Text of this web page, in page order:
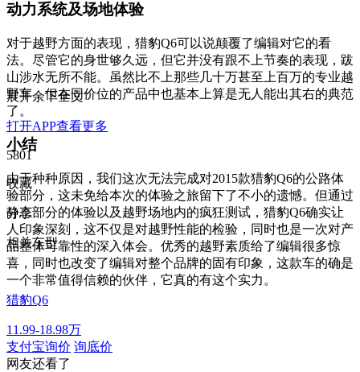
动力系统及场地体验
对于越野方面的表现，猎豹Q6可以说颠覆了编辑对它的看
法。尽管它的身世够久远，但它并没有跟不上节奏的表现，跋
山涉水无所不能。虽然比不上那些几十万甚至上百万的专业越
野车，但在同价位的产品中也基本上算是无人能出其右的典范
了。
小结
由于种种原因，我们这次无法完成对2015款猎豹Q6的公路体
验部分，这未免给本次的体验之旅留下了不小的遗憾。但通过
静态部分的体验以及越野场地内的疯狂测试，猎豹Q6确实让
人印象深刻，这不仅是对越野性能的检验，同时也是一次对产
品整体可靠性的深入体会。优秀的越野素质给了编辑很多惊
喜，同时也改变了编辑对整个品牌的固有印象，这款车的确是
一个非常值得信赖的伙伴，它真的有这个实力。
展开余下全文
打开APP查看更多
5801
收藏
分享
相关车型
猎豹Q6
11.99-18.98万
支付宝询价 询底价
网友还看了